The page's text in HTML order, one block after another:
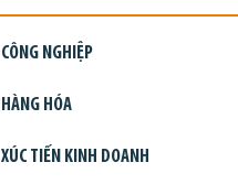
CÔNG NGHIỆP
HÀNG HÓA
XÚC TIẾN KINH DOANH